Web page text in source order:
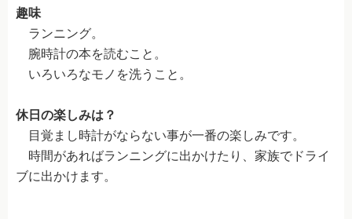
ペーパー教習
限定解除
高齢者講習
企業安全運転研修
外国免許切り替え（外免切替）
各種プラン
趣味
ランニング。
腕時計の本を読むこと。
いろいろなモノを洗うこと。
休日の楽しみは？
目覚まし時計がならない事が一番の楽しみです。
時間があればランニングに出かけたり、家族でドライ
ブに出かけます。